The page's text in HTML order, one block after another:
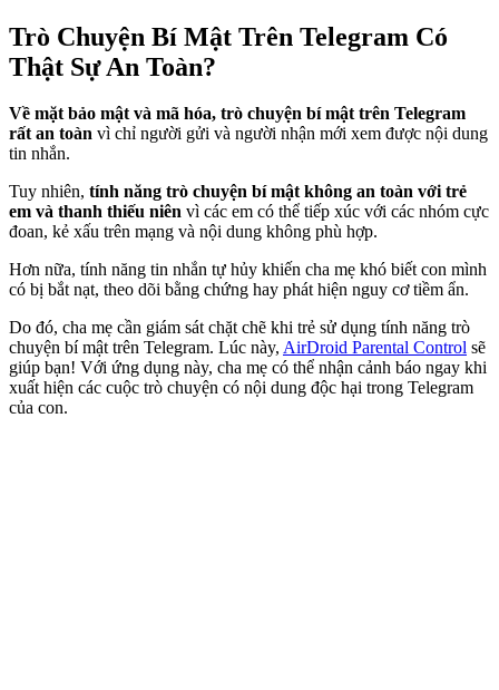
Trò Chuyện Bí Mật Trên Telegram Có
Thật Sự An Toàn?
Về mặt bảo mật và mã hóa, trò chuyện bí mật trên Telegram
rất an toàn vì chỉ người gửi và người nhận mới xem được nội dung
tin nhắn.
Tuy nhiên, tính năng trò chuyện bí mật không an toàn với trẻ
em và thanh thiếu niên vì các em có thể tiếp xúc với các nhóm cực
đoan, kẻ xấu trên mạng và nội dung không phù hợp.
Hơn nữa, tính năng tin nhắn tự hủy khiến cha mẹ khó biết con mình
có bị bắt nạt, theo dõi bằng chứng hay phát hiện nguy cơ tiềm ẩn.
Do đó, cha mẹ cần giám sát chặt chẽ khi trẻ sử dụng tính năng trò
chuyện bí mật trên Telegram. Lúc này, AirDroid Parental Control sẽ
giúp bạn! Với ứng dụng này, cha mẹ có thể nhận cảnh báo ngay khi
xuất hiện các cuộc trò chuyện có nội dung độc hại trong Telegram
của con.